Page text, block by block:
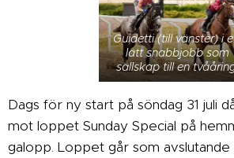
Guidetti (till vänster) i
lätt snabbjobb som
sällskap till en
Dags för ny start på söndag 31 juli
mot loppet Sunday Special på
galopp. Loppet går som